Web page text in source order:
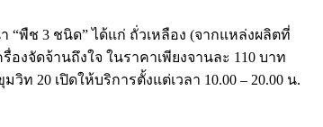
“พืช 3 ชนิด” ได้แก่ ถั่วเหลือง (จากแหล่งผลิตที่
งจัดจ้านถึงใจ ในราคาเพียงจานละ 110 บาท
20 เปิดให้บริการตั้งแต่เวลา 10.00 – 20.00 น.